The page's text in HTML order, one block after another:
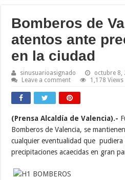
Bomberos de
atentos ante
en la ciudad
sinusuarioasignado octubre 8,
Leave a comment
1,178 Views
(Prensa Alcaldía de Valencia).-
Bomberos de Valencia, se
cualquier eventualidad que
precipitaciones acaecidas en gran